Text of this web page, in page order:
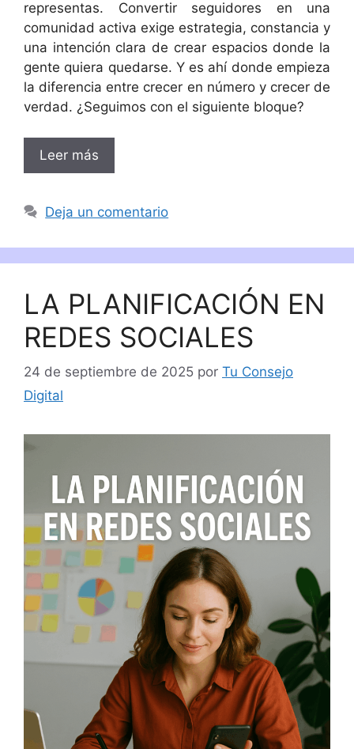
representas. Convertir seguidores en una
comunidad activa exige estrategia, constancia y
una intención clara de crear espacios donde la
gente quiera quedarse. Y es ahí donde empieza
la diferencia entre crecer en número y crecer de
verdad. ¿Seguimos con el siguiente bloque?
Leer más
Deja un comentario
LA PLANIFICACIÓN EN
REDES SOCIALES
24 de septiembre de 2025 por Tu Consejo
Digital